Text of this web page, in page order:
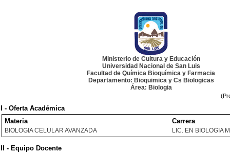
Ministerio de Cultura y Educación
Universidad Nacional de San Luis
Facultad de Química Bioquímica y Farmacia
Departamento: Bioquimica y Cs Biologicas
Área: Biologia
I - Oferta Académica
Materia
Carrera
BIOLOGIA CELULAR AVANZADA LIC. EN BIOLOGIA
II - Equipo Docente